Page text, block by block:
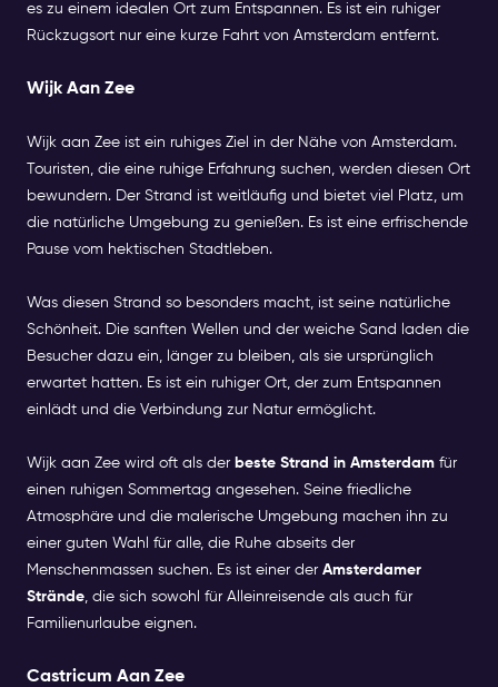
es zu einem idealen Ort zum Entspannen. Es ist ein ruhiger
Rückzugsort nur eine kurze Fahrt von Amsterdam entfernt.
Wijk Aan Zee
Wijk aan Zee ist ein ruhiges Ziel in der Nähe von Amsterdam.
Touristen, die eine ruhige Erfahrung suchen, werden diesen Ort
bewundern. Der Strand ist weitläufig und bietet viel Platz, um
die natürliche Umgebung zu genießen. Es ist eine erfrischende
Pause vom hektischen Stadtleben.
Was diesen Strand so besonders macht, ist seine natürliche
Schönheit. Die sanften Wellen und der weiche Sand laden die
Besucher dazu ein, länger zu bleiben, als sie ursprünglich
erwartet hatten. Es ist ein ruhiger Ort, der zum Entspannen
einlädt und die Verbindung zur Natur ermöglicht.
Wijk aan Zee wird oft als der beste Strand in Amsterdam für
einen ruhigen Sommertag angesehen. Seine friedliche
Atmosphäre und die malerische Umgebung machen ihn zu
einer guten Wahl für alle, die Ruhe abseits der
Menschenmassen suchen. Es ist einer der Amsterdamer
Strände, die sich sowohl für Alleinreisende als auch für
Familienurlaube eignen.
Castricum Aan Zee